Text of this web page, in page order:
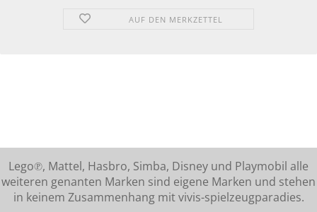
AUF DEN MERKZETTEL
Lego℗, Mattel, Hasbro, Simba, Disney und Playmobil alle
weiteren genanten Marken sind eigene Marken und stehen
in keinem Zusammenhang mit vivis-spielzeugparadies.